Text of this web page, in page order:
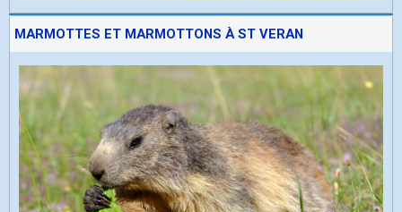
MARMOTTES ET MARMOTTONS À ST VERAN